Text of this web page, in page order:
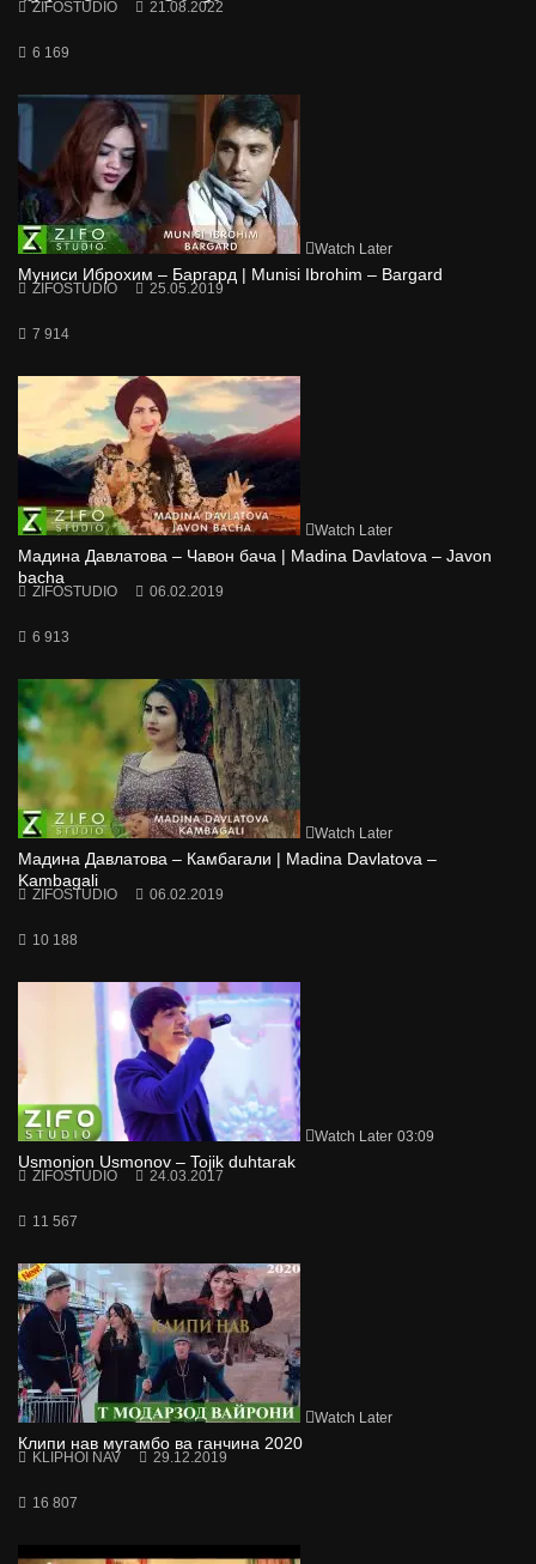
ZIFOSTUDIO 21.08.2022
6 169
Watch Later
Муниси Иброхим – Баргард | Munisi Ibrohim – Bargard
ZIFOSTUDIO 25.05.2019
7 914
Watch Later
Мадина Давлатова – Чавон бача | Madina Davlatova – Javon
bacha
ZIFOSTUDIO 06.02.2019
6 913
Watch Later
Мадина Давлатова – Камбагали | Madina Davlatova –
Kambagali
ZIFOSTUDIO 06.02.2019
10 188
Watch Later 03:09
Usmonjon Usmonov – Tojik duhtarak
ZIFOSTUDIO 24.03.2017
11 567
Watch Later
Клипи нав мугамбо ва ганчина 2020
KLIPHOI NAV 29.12.2019
16 807